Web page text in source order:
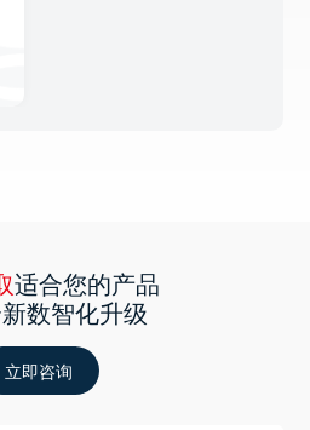
适合您的产品
数智化升级
立即咨询